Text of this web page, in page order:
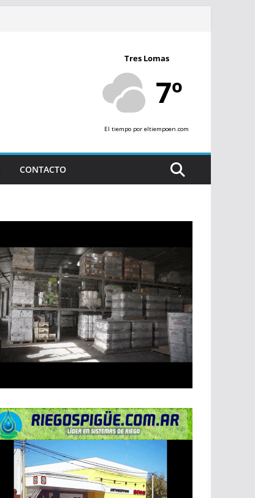
Tres Lomas
7º
El tiempo por eltiempoen.com
CONTACTO